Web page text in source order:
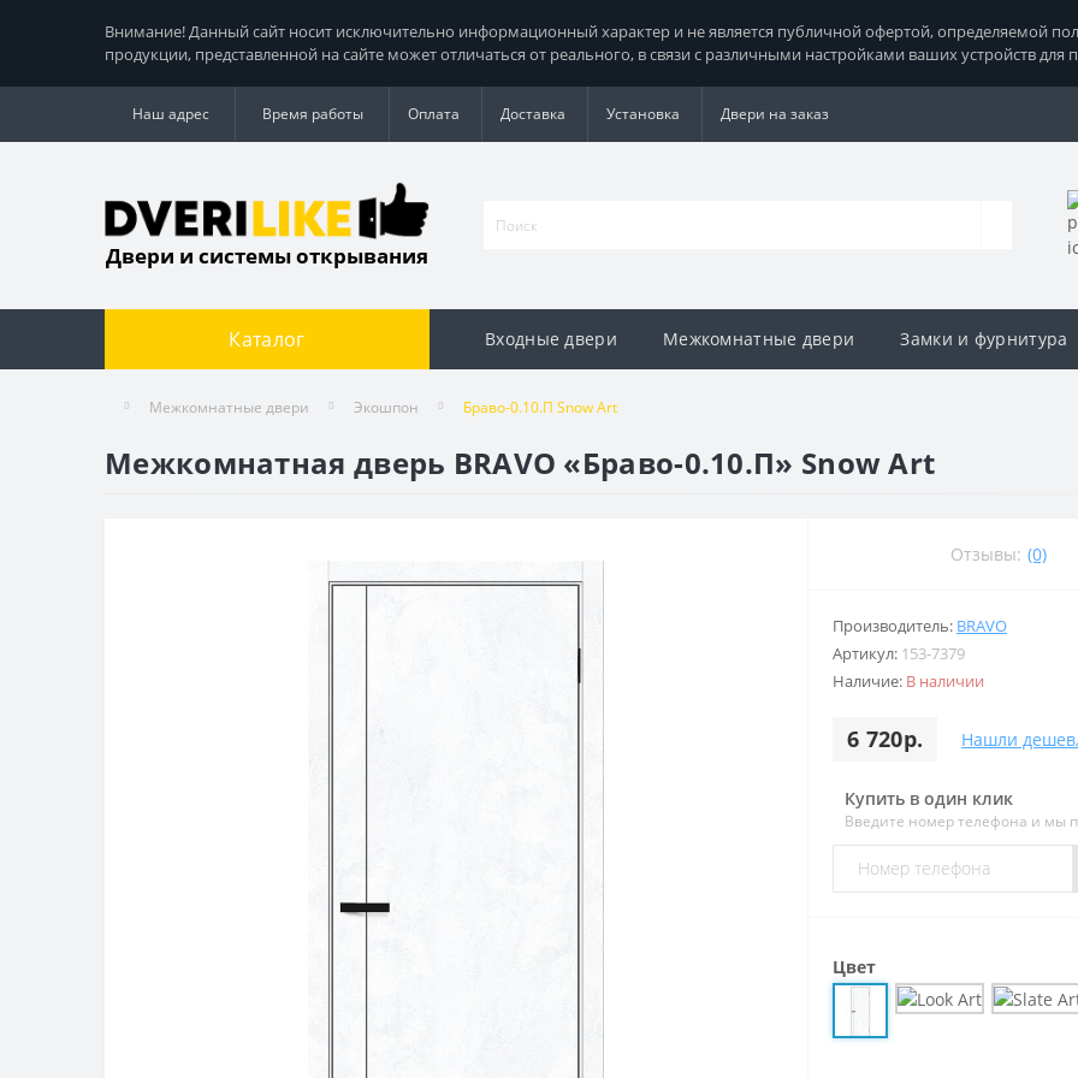
Внимание! Данный сайт носит исключительно информационный характер и не является публичной офертой, определяемой
продукции, представленной на сайте может отличаться от реального, в связи с различными настройками ваших устройств для
Наш адрес Время работы Оплата Доставка Установка Двери на заказ
Двери и системы открывания
Каталог Входные двери Межкомнатные двери Замки и фурнитура
Межкомнатные двери Экошпон Браво-0.10.П Snow Art
Межкомнатная дверь BRAVO «Браво-0.10.П» Snow Art
Отзывы: (0)
Производитель: BRAVO
Артикул: 153-7379
Наличие: В наличии
6 720р. Нашли
Купить в один клик
Введите номер телефона и мы
Цвет